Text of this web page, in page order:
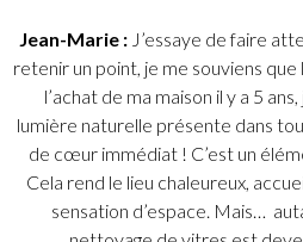
Jean-Marie :J’essaye de faire
retenir un point, je me souviens que
l’achat de ma maison il y a 5
lumière naturelle présente dans
de cœur immédiat ! C’est un
Cela rend le lieu chaleureux,
sensation d’espace. Mais…